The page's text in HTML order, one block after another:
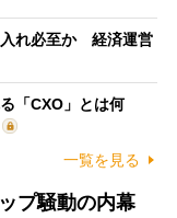
入れ必至か 経済運営
「CXO」とは何
一覧を見る
プ騒動の内幕